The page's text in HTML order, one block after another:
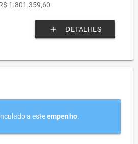
1.801.359,60
add DETALHES
a esteempenho.